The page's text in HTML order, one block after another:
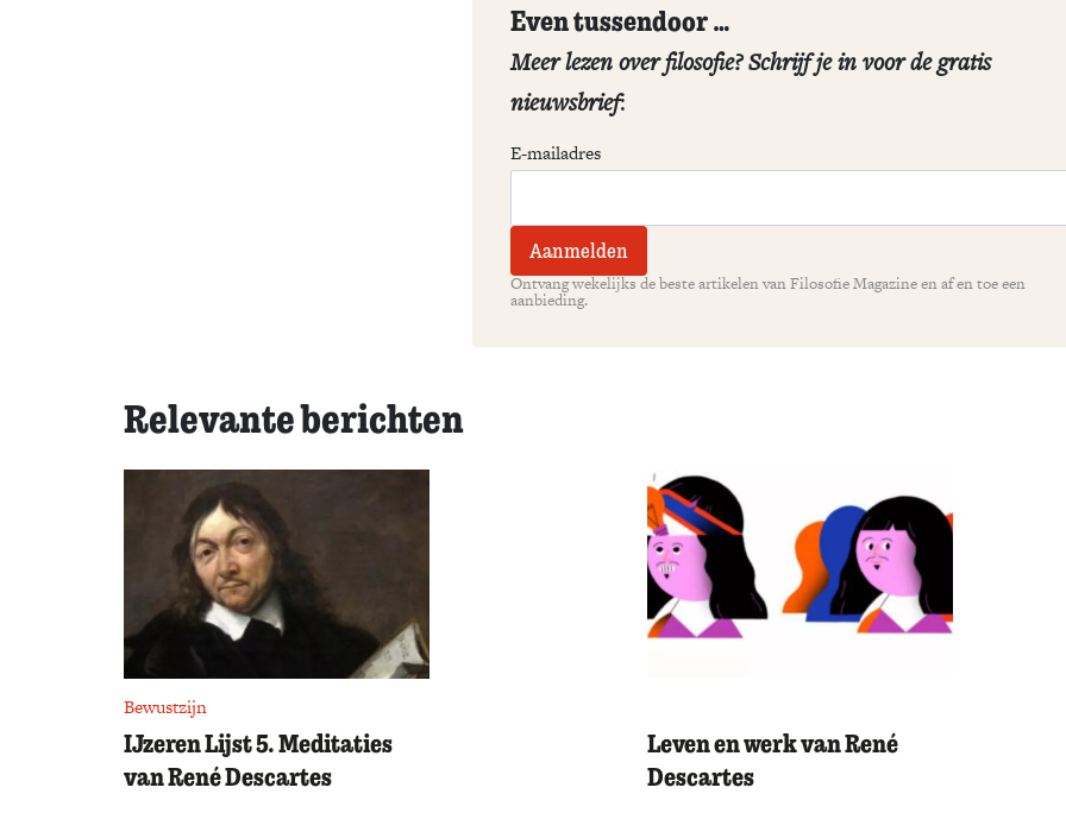
Even tussendoor …
Meer lezen over filosofie? Schrijf je in voor de gratis
nieuwsbrief:
E-mailadres
Ontvang wekelijks de beste artikelen van Filosofie Magazine en af en toe een
aanbieding.
Relevante berichten
Bewustzijn
IJzeren Lijst 5. Meditaties
van René Descartes
Leven en werk van René
Descartes